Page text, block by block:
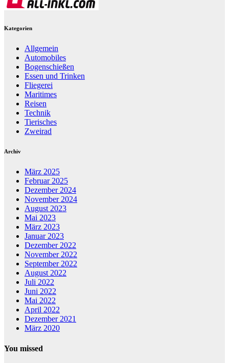
Kategorien
Allgemein
Automobiles
Bogenschießen
Essen und Trinken
Fliegerei
Maritimes
Reisen
Technik
Tierisches
Zweirad
Archiv
März 2025
Februar 2025
Dezember 2024
November 2024
August 2023
Mai 2023
März 2023
Januar 2023
Dezember 2022
November 2022
September 2022
August 2022
Juli 2022
Juni 2022
Mai 2022
April 2022
Dezember 2021
März 2020
You missed